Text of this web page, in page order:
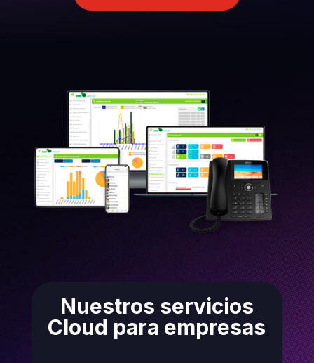
Nuestros servicios
Cloud para empresas